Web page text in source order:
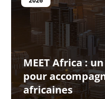
MEET Africa :
pour
africaines